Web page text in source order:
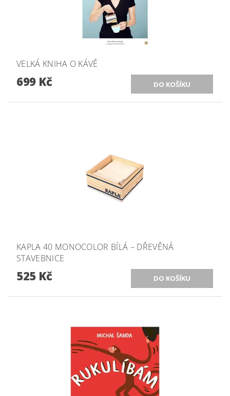
VELKÁ KNIHA O KÁVĚ
699 Kč
KAPLA 40 MONOCOLOR BÍLÁ – DŘEVĚNÁ
STAVEBNICE
525 Kč